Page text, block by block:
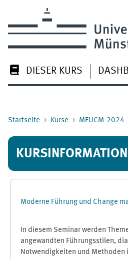
DIESER KURS
Startseite Kurse MFUCM-
KURSINFORMATION
Moderne Führung und Change
In diesem Seminar werden
angewandten Führungsstilen,
Notwendigkeiten und Methoden